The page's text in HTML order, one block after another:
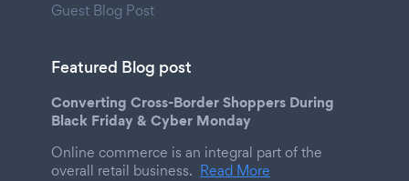
Guest Blog Post
Featured Blog post
Converting Cross-Border Shoppers During
Black Friday & Cyber Monday
Online commerce is an integral part of the
overall retail business. Read More